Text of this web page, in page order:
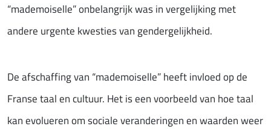
“mademoiselle” onbelangrijk was in vergelijking met
andere urgente kwesties van gendergelijkheid.
De afschaffing van “mademoiselle” heeft invloed op de
Franse taal en cultuur. Het is een voorbeeld van hoe taal
kan evolueren om sociale veranderingen en waarden weer